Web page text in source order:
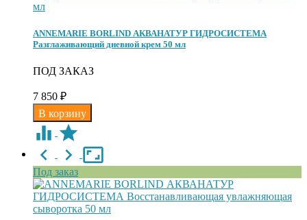
ANNEMARIE BORLIND АКВАНАТУР ГИДРОСИСТЕМА
Разглаживающий дневной крем 50 мл
ПОД ЗАКАЗ
7 850 ₽
Под заказ